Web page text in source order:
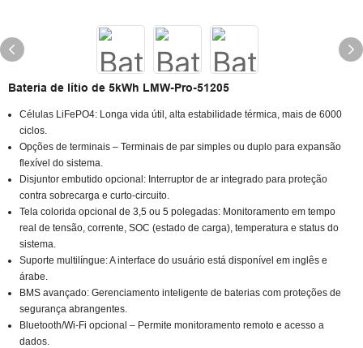
Bateria de lítio de 5kWh LMW-Pro-51205
Células LiFePO4: Longa vida útil, alta estabilidade térmica, mais de 6000
ciclos.
Opções de terminais – Terminais de par simples ou duplo para expansão
flexível do sistema.
Disjuntor embutido opcional: Interruptor de ar integrado para proteção
contra sobrecarga e curto-circuito.
Tela colorida opcional de 3,5 ou 5 polegadas: Monitoramento em tempo
real de tensão, corrente, SOC (estado de carga), temperatura e status do
sistema.
Suporte multilíngue: A interface do usuário está disponível em inglês e
árabe.
BMS avançado: Gerenciamento inteligente de baterias com proteções de
segurança abrangentes.
Bluetooth/Wi-Fi opcional – Permite monitoramento remoto e acesso a
dados.